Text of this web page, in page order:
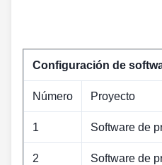
Configuración de
Número Proyecto
1 Software de
2 Software de